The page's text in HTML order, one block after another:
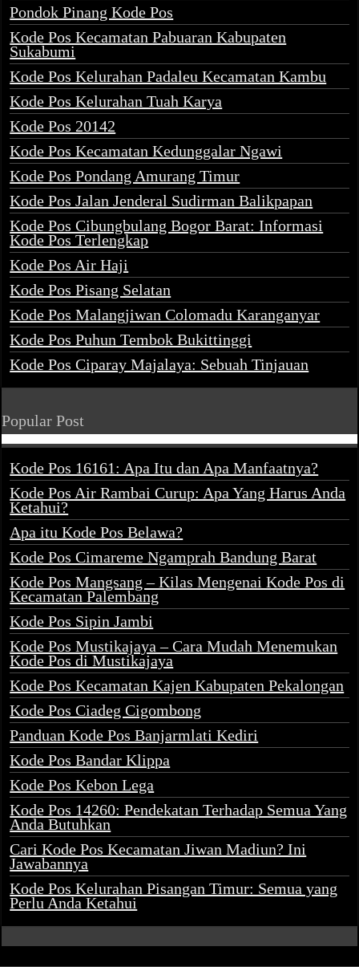
Pondok Pinang Kode Pos
Kode Pos Kecamatan Pabuaran Kabupaten
Sukabumi
Kode Pos Kelurahan Padaleu Kecamatan Kambu
Kode Pos Kelurahan Tuah Karya
Kode Pos 20142
Kode Pos Kecamatan Kedunggalar Ngawi
Kode Pos Pondang Amurang Timur
Kode Pos Jalan Jenderal Sudirman Balikpapan
Kode Pos Cibungbulang Bogor Barat: Informasi
Kode Pos Terlengkap
Kode Pos Air Haji
Kode Pos Pisang Selatan
Kode Pos Malangjiwan Colomadu Karanganyar
Kode Pos Puhun Tembok Bukittinggi
Kode Pos Ciparay Majalaya: Sebuah Tinjauan
Popular Post
Kode Pos 16161: Apa Itu dan Apa Manfaatnya?
Kode Pos Air Rambai Curup: Apa Yang Harus Anda
Ketahui?
Apa itu Kode Pos Belawa?
Kode Pos Cimareme Ngamprah Bandung Barat
Kode Pos Mangsang – Kilas Mengenai Kode Pos di
Kecamatan Palembang
Kode Pos Sipin Jambi
Kode Pos Mustikajaya – Cara Mudah Menemukan
Kode Pos di Mustikajaya
Kode Pos Kecamatan Kajen Kabupaten Pekalongan
Kode Pos Ciadeg Cigombong
Panduan Kode Pos Banjarmlati Kediri
Kode Pos Bandar Klippa
Kode Pos Kebon Lega
Kode Pos 14260: Pendekatan Terhadap Semua Yang
Anda Butuhkan
Cari Kode Pos Kecamatan Jiwan Madiun? Ini
Jawabannya
Kode Pos Kelurahan Pisangan Timur: Semua yang
Perlu Anda Ketahui